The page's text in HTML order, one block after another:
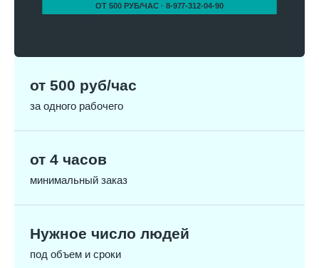
ОТ 500 РУБ/ЧАС · 8-977-312-04-90
от 500 руб/час
за одного рабочего
от 4 часов
минимальный заказ
Нужное число людей
под объем и сроки